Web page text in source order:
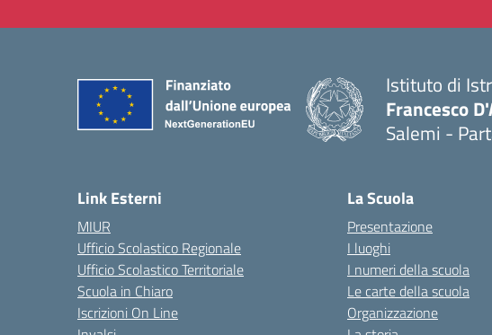
Istituto di
Francesco
Salemi -
Link Esterni
MIUR
Ufficio Scolastico Regionale
Ufficio Scolastico Territoriale
Scuola in Chiaro
Iscrizioni On Line
La Scuola
Presentazione
I luoghi
I numeri della scuola
Le carte della scuola
Organizzazione